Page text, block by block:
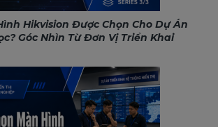
Hikvision Được Chọn Cho Dự Án
Góc Nhìn Từ Đơn Vị Triển Khai